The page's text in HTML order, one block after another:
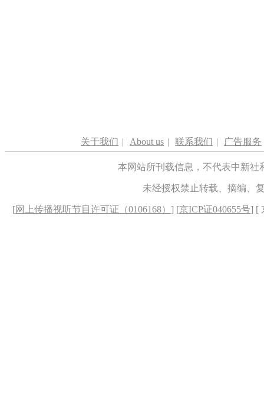
关于我们 | About us | 联系我们 | 广告服务
本网站所刊载信息，不代表中新
未经授权禁止转载、摘编、
[网上传播视听节目许可证（0106168） ] [京ICP证040655号] [